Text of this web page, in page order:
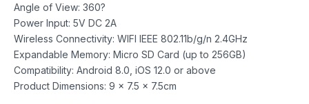
Angle of View: 360?
Power Input: 5V DC 2A
Wireless Connectivity: WIFI IEEE 802.11b/g/n 2.4GHz
Expandable Memory: Micro SD Card (up to 256GB)
Compatibility: Android 8.0, iOS 12.0 or above
Product Dimensions: 9 x 7.5 x 7.5cm